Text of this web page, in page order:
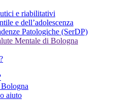
e riabilitativi
e dell’adolescenza
Patologiche (SerDP)
Mentale di Bologna
aiuto